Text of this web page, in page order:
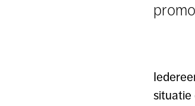
situatie